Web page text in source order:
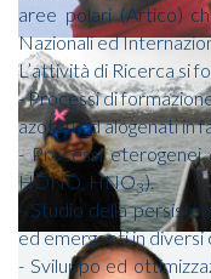
aree polari (Artico)
Nazionali ed
L’attività di Ricerca si
- Processi di
azotati ed alogenati in
- Processi
HONO, HNO3).
- Studio della
ed emergenti in
- Sviluppo ed